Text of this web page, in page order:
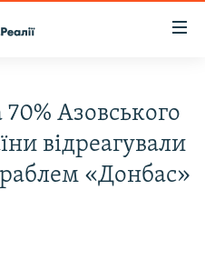
Азовського
відреагували
«Донбас»